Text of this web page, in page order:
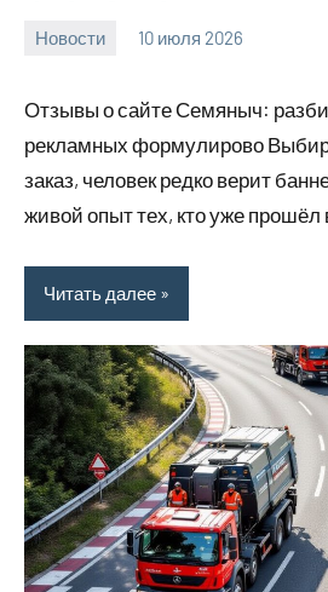
Новости 10 июля 2026
Отзывы о сайте Семяныч:
рекламных формулирово
заказ, человек редко верит
живой опыт тех, кто уже
Читать далее